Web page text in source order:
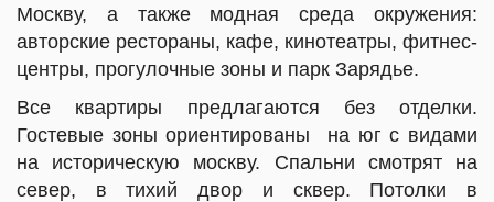
Москву, а также модная среда окружения:
авторские рестораны, кафе, кинотеатры, фитнес-
центры, прогулочные зоны и парк Зарядье.
Все квартиры предлагаются без отделки.
Гостевые зоны ориентированы на юг с видами
на историческую москву. Спальни смотрят на
север, в тихий двор и сквер. Потолки в